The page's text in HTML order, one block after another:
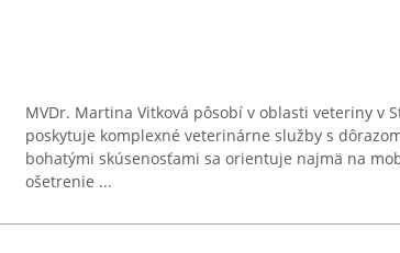
MVDr. Martina Vitková pôsobí v oblasti veteriny v
poskytuje komplexné veterinárne služby s
bohatými skúsenosťami sa orientuje najmä na
ošetrenie ...